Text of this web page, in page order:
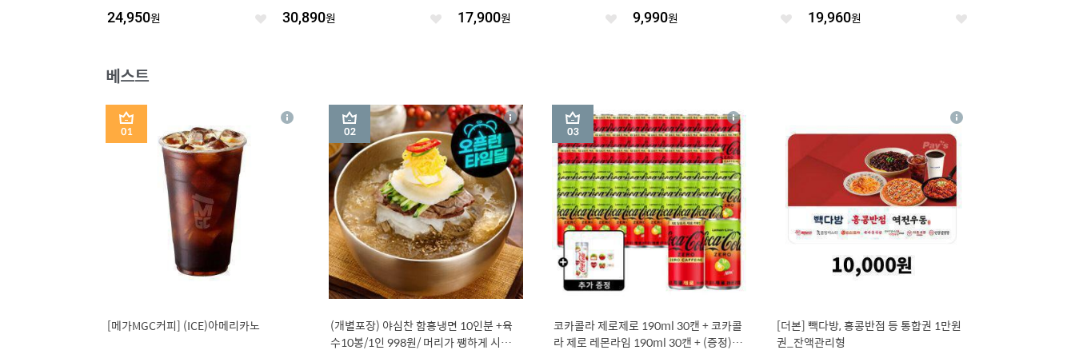
24,950원 좋 30,890원 좋 17,900원 좋 9,990원 좋 19,960원 좋
베스트
1
[메가MGC커피] (ICE)아메리카노
상
2
(개별포장) 야심찬 함흥냉면 10인분 +육
수10봉/1인 998원/ 머리가 쨍하게 시원한
상
세
3
코카콜라 제로제로 190ml 30캔 + 코카콜
라 제로 레몬라임 190ml 30캔 + (증정) 콜
상
세
[더본] 빽다방, 홍콩반점 등 통합권 1만원
권_잔액관리형
상
세